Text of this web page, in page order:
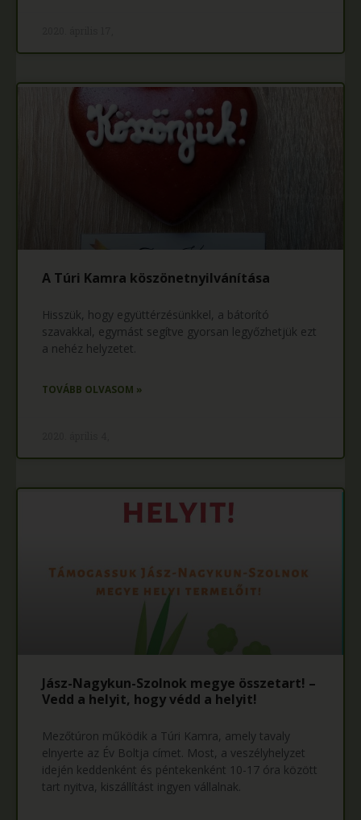
A Túri Kamra köszönetnyilvánítása
Hisszük, hogy együttérzésünkkel, a bátorító
szavakkal, egymást segítve gyorsan legyőzhetjük ezt
a nehéz helyzetet.
TOVÁBB OLVASOM »
Jász-Nagykun-Szolnok megye összetart! –
Vedd a helyit, hogy védd a helyit!
Mezőtúron működik a Túri Kamra, amely tavaly
elnyerte az Év Boltja címet. Most, a veszélyhelyzet
idején keddenként és péntekenként 10-17 óra között
tart nyitva, kiszállítást ingyen vállalnak.